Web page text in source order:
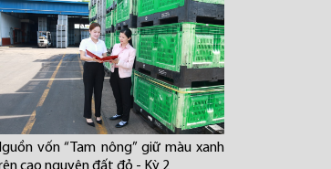
vốn “Tam nông” giữ màu xanh